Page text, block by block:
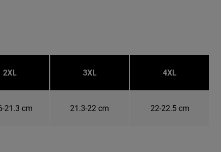
2XL 3XL 4XL
21.3 cm 21.3-22 cm 22-22.5 cm